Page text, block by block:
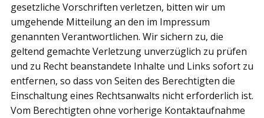
gesetzliche Vorschriften verletzen, bitten wir um
umgehende Mitteilung an den im Impressum
genannten Verantwortlichen. Wir sichern zu, die
geltend gemachte Verletzung unverzüglich zu prüfen
und zu Recht beanstandete Inhalte und Links sofort zu
entfernen, so dass von Seiten des Berechtigten die
Einschaltung eines Rechtsanwalts nicht erforderlich ist.
Vom Berechtigten ohne vorherige Kontaktaufnahme